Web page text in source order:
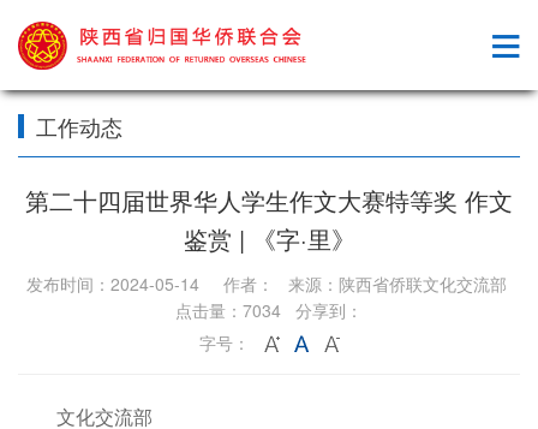
工作动态
第二十四届世界华人学生作文大赛特等奖 作文
鉴赏 | 《字·里》
发布时间：2024-05-14 作者： 来源：陕西省侨联文化交流部
点击量：7034 分享到：
字号：
文化交流部